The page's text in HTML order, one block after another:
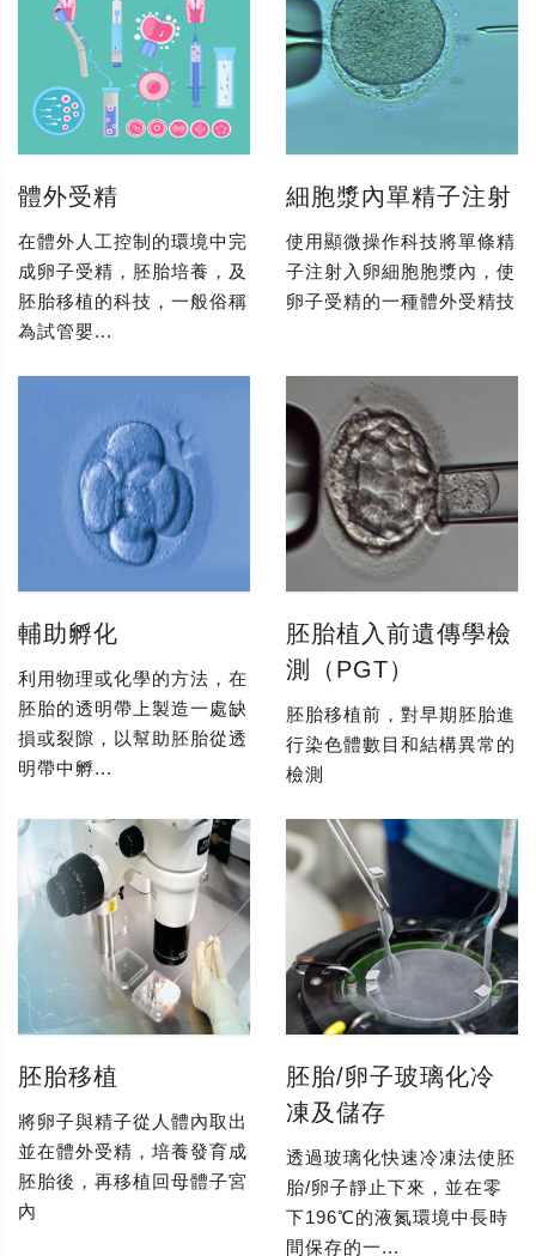
體外受精
在體外人工控制的環境中完
成卵子受精，胚胎培養，及
胚胎移植的科技，一般俗稱
為試管嬰...
細胞漿內單精子注射
使用顯微操作科技將單條精
子注射入卵細胞胞漿內，使
卵子受精的一種體外受精技
輔助孵化
利用物理或化學的方法，在
胚胎的透明帶上製造一處缺
損或裂隙，以幫助胚胎從透
明帶中孵...
胚胎植入前遺傳學檢
測（PGT）
胚胎移植前，對早期胚胎進
行染色體數目和結構異常的
檢測
胚胎移植
將卵子與精子從人體內取出
並在體外受精，培養發育成
胚胎後，再移植回母體子宮
內
胚胎/卵子玻璃化冷
凍及儲存
透過玻璃化快速冷凍法使胚
胎/卵子靜止下來，並在零
下196℃的液氮環境中長時
間保存的一...